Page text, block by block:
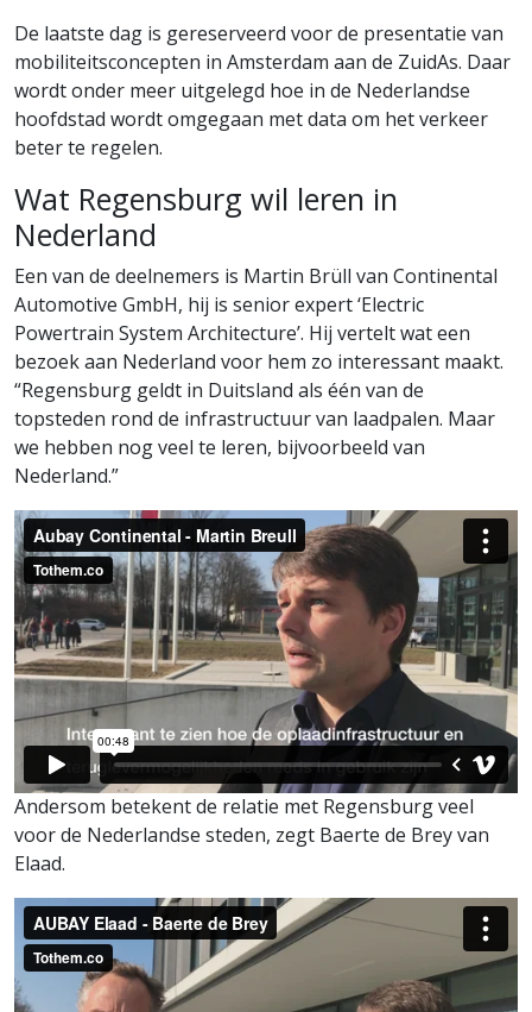
De laatste dag is gereserveerd voor de presentatie van
mobiliteitsconcepten in Amsterdam aan de ZuidAs. Daar
wordt onder meer uitgelegd hoe in de Nederlandse
hoofdstad wordt omgegaan met data om het verkeer
beter te regelen.
Wat Regensburg wil leren in
Nederland
Een van de deelnemers is Martin Brüll van Continental
Automotive GmbH, hij is senior expert ‘Electric
Powertrain System Architecture’. Hij vertelt wat een
bezoek aan Nederland voor hem zo interessant maakt.
“Regensburg geldt in Duitsland als één van de
topsteden rond de infrastructuur van laadpalen. Maar
we hebben nog veel te leren, bijvoorbeeld van
Nederland.”
Andersom betekent de relatie met Regensburg veel
voor de Nederlandse steden, zegt Baerte de Brey van
Elaad.